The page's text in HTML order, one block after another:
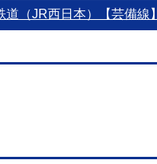
道（JR西日本）【芸備線】